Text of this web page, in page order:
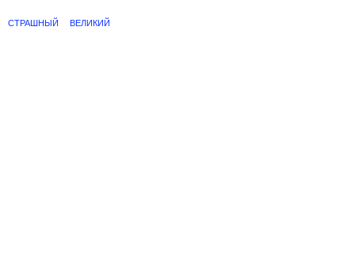
СТРАШНЫЙ ВЕЛИКИЙ